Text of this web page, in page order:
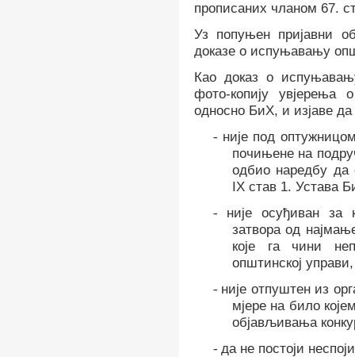
прописаних чланом 67.
Уз попуњен пријавни
доказе о испуњавању
Као доказ о
фото-копију увјерења
односно БиХ, и изјаве да
- није под
почињене на
одбио наредбу да
IX став 1. Устава
-
није осуђиван за
затвора од
које га чини
општинској управи,
- није отпуштен из
мјере на било
објављивања
- да не постоји